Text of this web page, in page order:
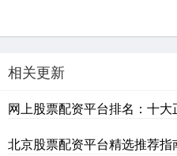
相关更新
网上股票配资平台排名：十
北京股票配资平台精选推荐指